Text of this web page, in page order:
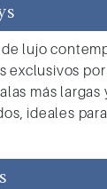
lujo
exclusivos por
más largas
ideales